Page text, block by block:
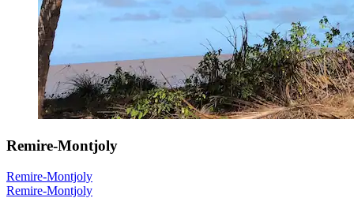
Remire-Montjoly
Remire-Montjoly
Remire-Montjoly